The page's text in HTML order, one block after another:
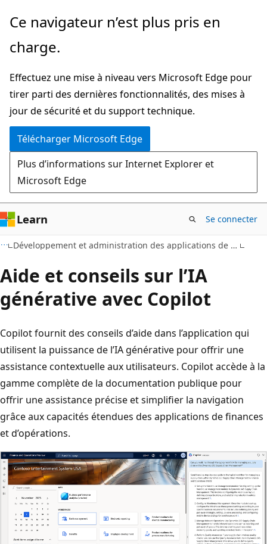
Passer
directement
au
principal
Ce navigateur n’est plus pris en
charge.
Effectuez une mise à niveau vers Microsoft Edge pour
tirer parti des dernières fonctionnalités, des mises à
jour de sécurité et du support technique.
Télécharger Microsoft Edge
Plus d’informations sur Internet Explorer et
Microsoft Edge
Learn Se connecter
Développement et administration des applications de finances et d’opérations
Aide et conseils sur l’IA
générative avec Copilot
Copilot fournit des conseils d’aide dans l’application qui
utilisent la puissance de l’IA générative pour offrir une
assistance contextuelle aux utilisateurs. Copilot accède à la
gamme complète de la documentation publique pour
offrir une assistance précise et simplifier la navigation
grâce aux capacités étendues des applications de finances
et d’opérations.